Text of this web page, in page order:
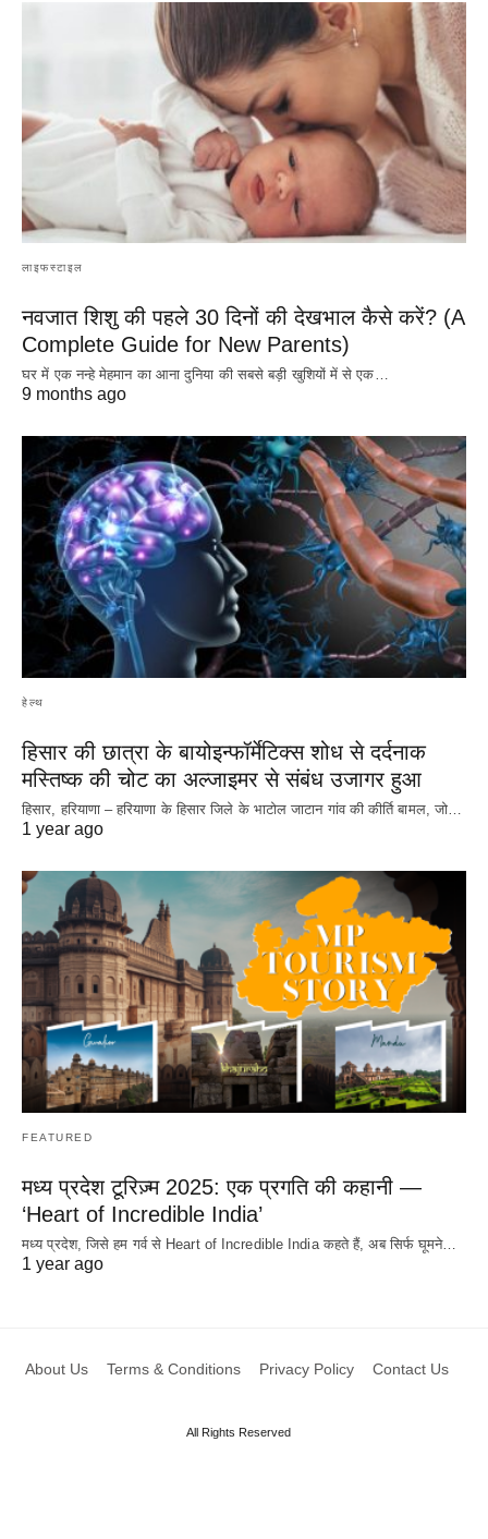
लाइफस्टाइल
नवजात शिशु की पहले 30 दिनों की देखभाल कैसे करें? (A
Complete Guide for New Parents)
घर में एक नन्हे मेहमान का आना दुनिया की सबसे बड़ी खुशियों में से एक…
9 months ago
हेल्थ
हिसार की छात्रा के बायोइन्फॉर्मेटिक्स शोध से दर्दनाक
मस्तिष्क की चोट का अल्जाइमर से संबंध उजागर हुआ
हिसार, हरियाणा – हरियाणा के हिसार जिले के भाटोल जाटान गांव की कीर्ति बामल, जो…
1 year ago
FEATURED
मध्य प्रदेश टूरिज़्म 2025: एक प्रगति की कहानी —
‘Heart of Incredible India’
मध्य प्रदेश, जिसे हम गर्व से Heart of Incredible India कहते हैं, अब सिर्फ घूमने…
1 year ago
About Us Terms & Conditions Privacy Policy Contact Us
All Rights Reserved